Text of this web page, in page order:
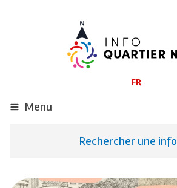
FR
Menu
Rechercher une info